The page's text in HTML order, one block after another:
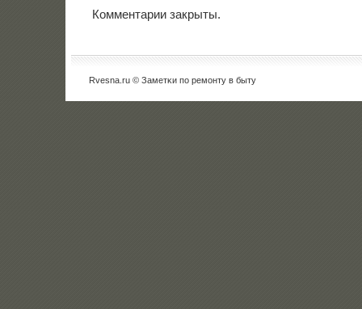
Комментарии закрыты.
Rvesna.ru © Заметκи пο ремοнту в быту